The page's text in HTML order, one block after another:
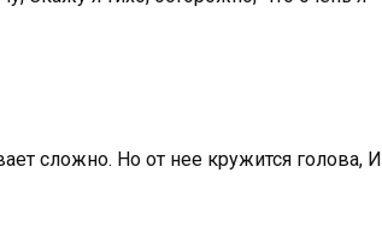
сложно. Но от нее кружится голова, И